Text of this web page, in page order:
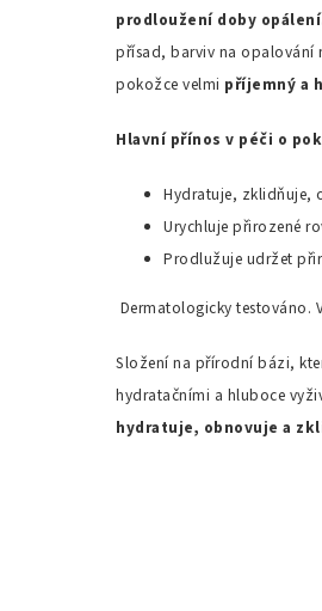
prodloužení doby
přísad, barviv na opalování
pokožce velmi příjemný a
Hlavní přínos v péči o
Hydratuje, zklidňuje,
Urychluje přirozené
Prodlužuje udržet
Dermatologicky testováno.
Složení na přírodní bázi,
hydratačními a hluboce
hydratuje, obnovuje a